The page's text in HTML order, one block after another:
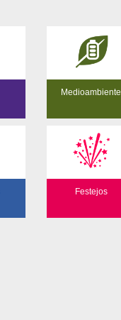
Medioambiente
Festejos